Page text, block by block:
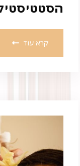
קרא עוד